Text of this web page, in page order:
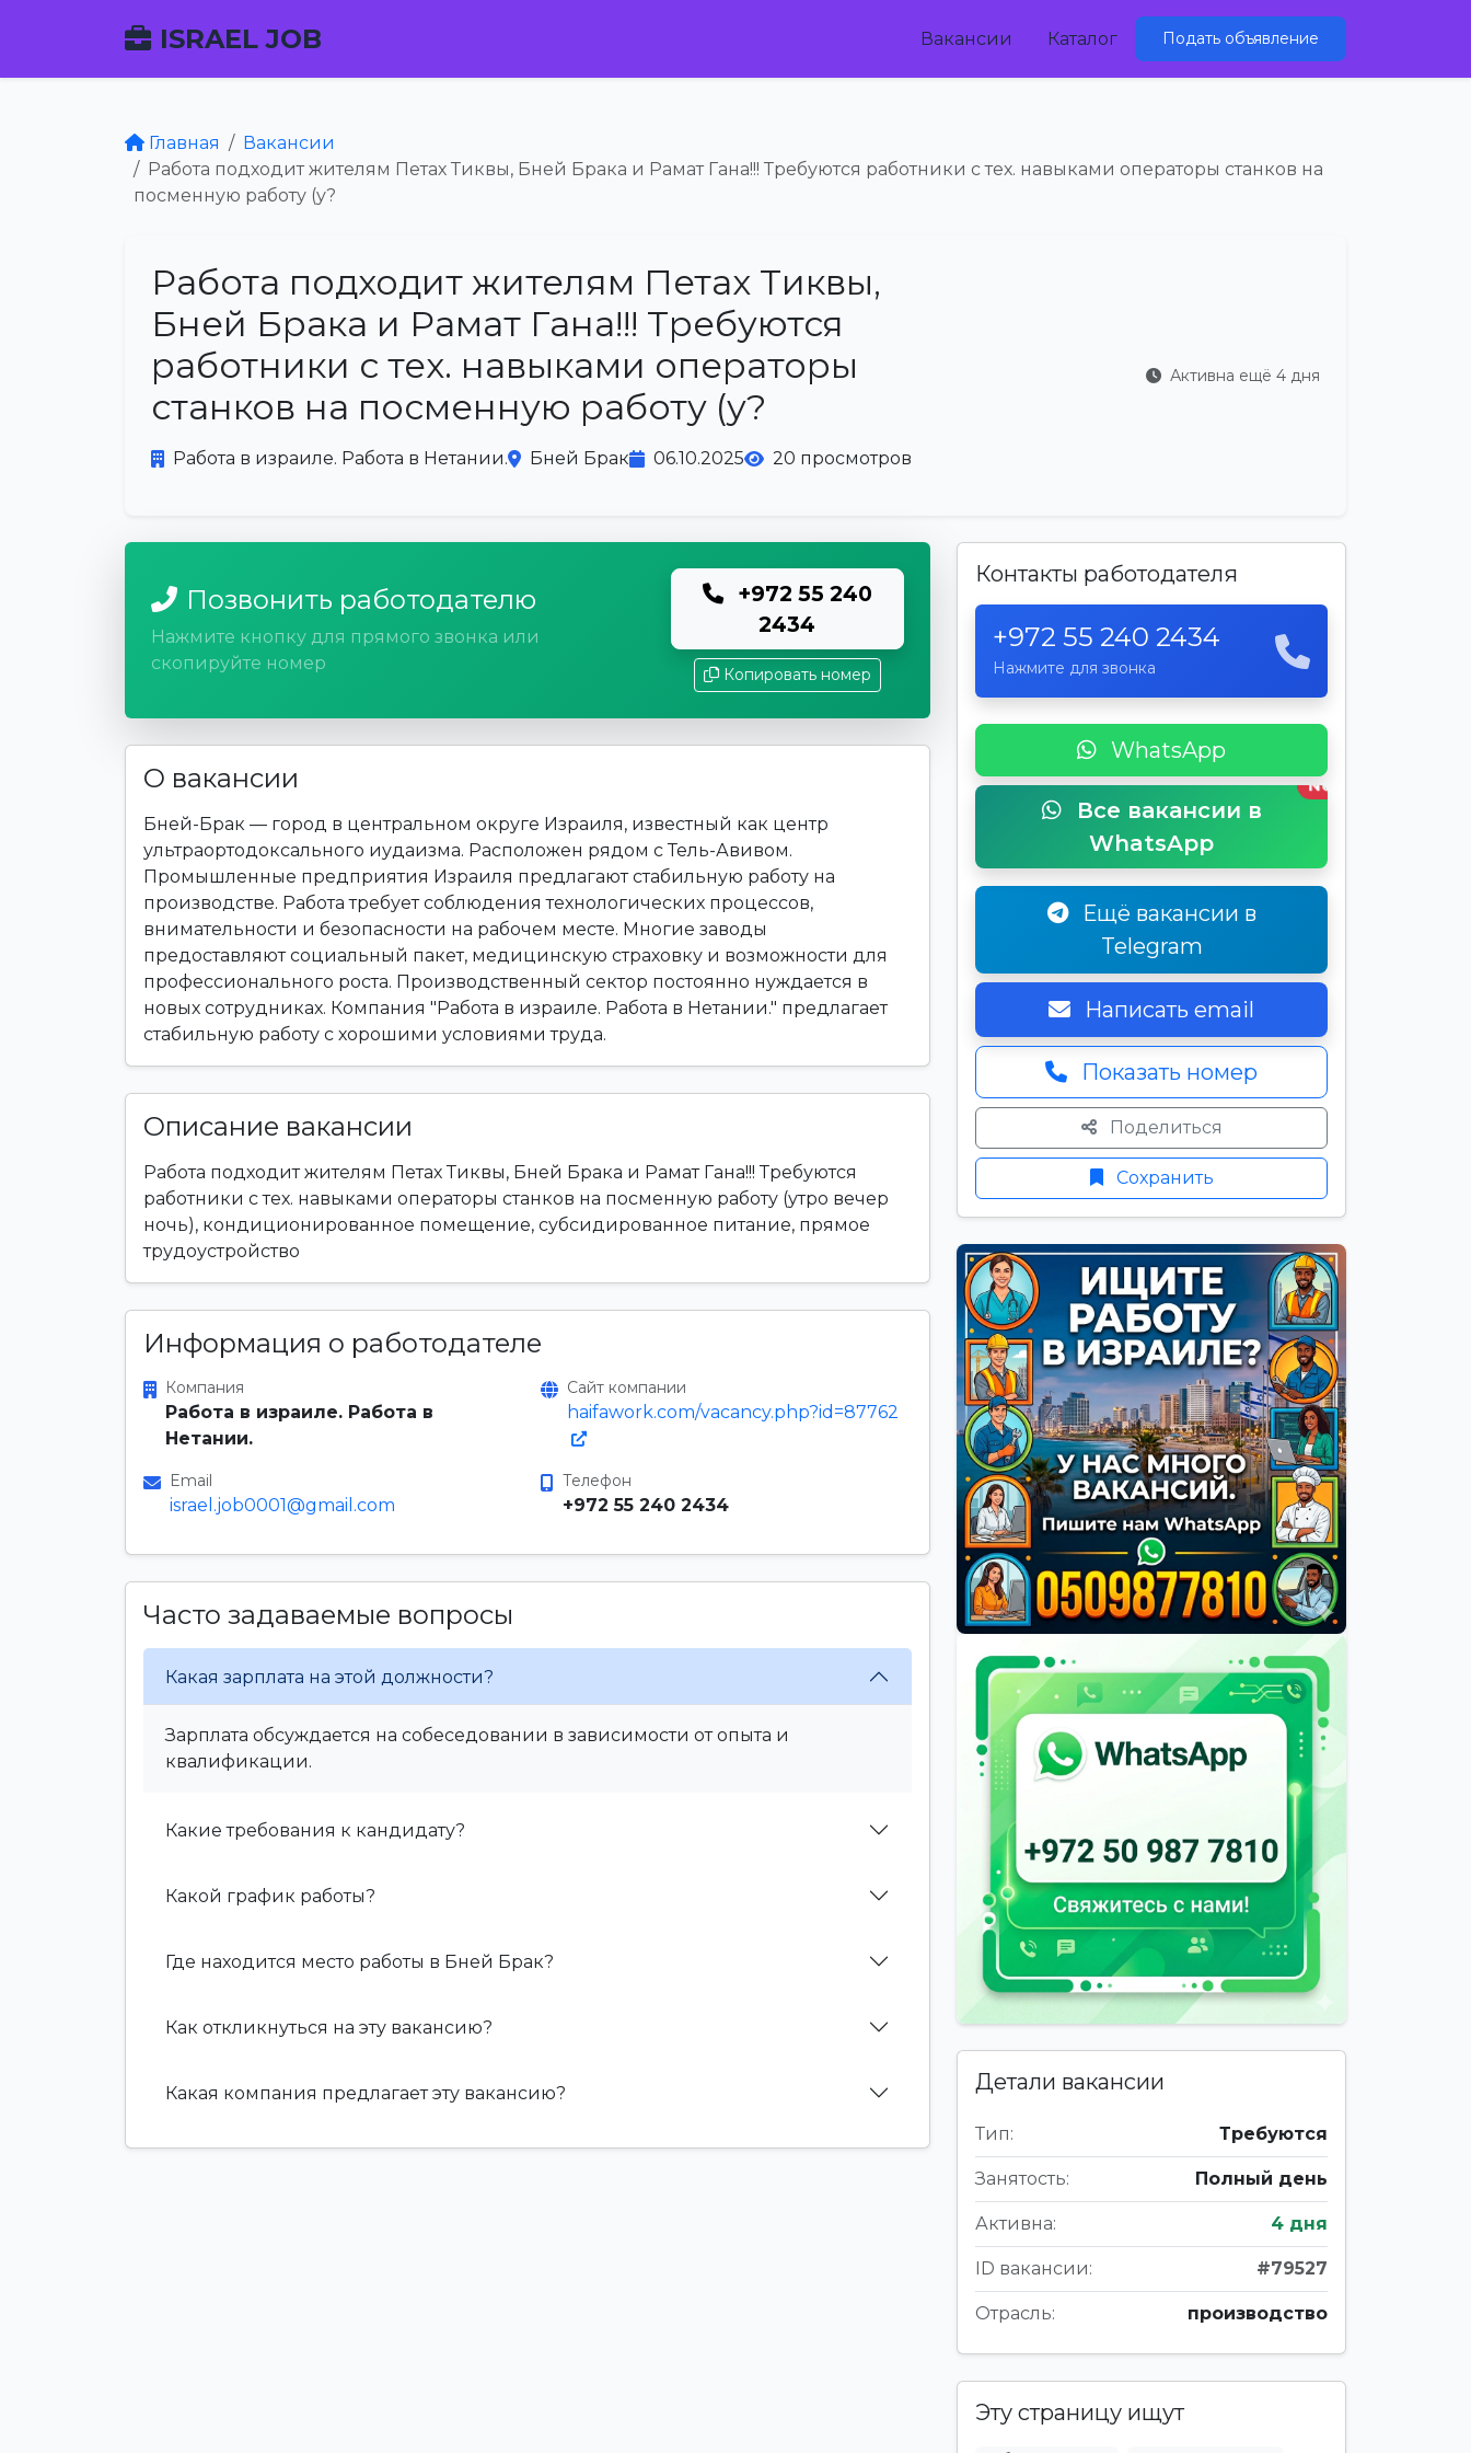
ISRAEL JOB Вакансии Каталог Подать объявление
Главная
Вакансии
Работа подходит жителям Петах Тиквы, Бней Брака и Рамат Гана!!! Требуются работники с тех. навыками операторы станков на
посменную работу (у?
Работа подходит жителям Петах Тиквы,
Бней Брака и Рамат Гана!!! Требуются
работники с тех. навыками операторы
станков на посменную работу (у?
Работа в израиле. Работа в Нетании. Бней Брак 06.10.2025 20 просмотров
Активна ещё 4 дня
Позвонить работодателю
Нажмите кнопку для прямого звонка или
скопируйте номер
+972 55 240
2434
Копировать номер
О вакансии
Бней-Брак — город в центральном округе Израиля, известный как центр
ультраортодоксального иудаизма. Расположен рядом с Тель-Авивом.
Промышленные предприятия Израиля предлагают стабильную работу на
производстве. Работа требует соблюдения технологических процессов,
внимательности и безопасности на рабочем месте. Многие заводы
предоставляют социальный пакет, медицинскую страховку и возможности для
профессионального роста. Производственный сектор постоянно нуждается в
новых сотрудниках. Компания "Работа в израиле. Работа в Нетании." предлагает
стабильную работу с хорошими условиями труда.
Описание вакансии
Работа подходит жителям Петах Тиквы, Бней Брака и Рамат Гана!!! Требуются
работники с тех. навыками операторы станков на посменную работу (утро вечер
ночь), кондиционированное помещение, субсидированное питание, прямое
трудоустройство
Информация о работодателе
Компания
Работа в израиле. Работа в
Нетании.
Сайт компании
haifawork.com/vacancy.php?id=87762
Email
israel.job0001@gmail.com
Телефон
+972 55 240 2434
Часто задаваемые вопросы
Какая зарплата на этой должности?
Зарплата обсуждается на собеседовании в зависимости от опыта и
квалификации.
Какие требования к кандидату?
Какой график работы?
Где находится место работы в Бней Брак?
Как откликнуться на эту вакансию?
Какая компания предлагает эту вакансию?
Контакты работодателя
+972 55 240 2434
Нажмите для звонка
WhatsApp
Все вакансии в
WhatsApp
New
Ещё вакансии в
Telegram
Написать email
Показать номер
Поделиться
Сохранить
Детали вакансии
Тип: Требуются
Занятость: Полный день
Активна: 4 дня
ID вакансии: #79527
Отрасль: производство
Эту страницу ищут